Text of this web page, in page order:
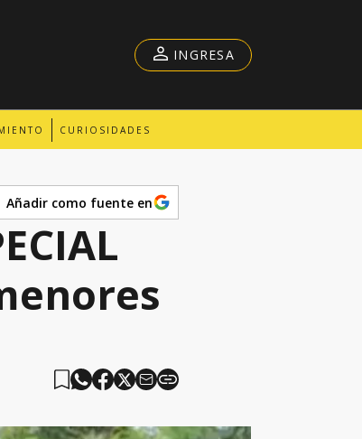
CURIOSIDADES
INGRESA
Añadir como fuente en